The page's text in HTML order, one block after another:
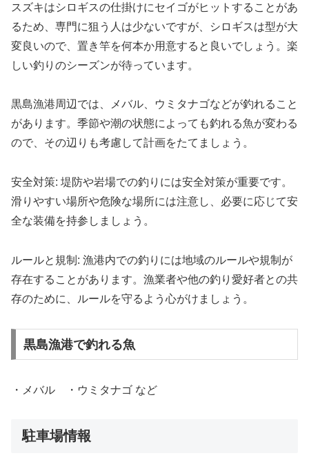
スズキはシロギスの仕掛けにセイゴがヒットすることがあ
るため、専門に狙う人は少ないですが、シロギスは型が大
変良いので、置き竿を何本か用意すると良いでしょう。楽
しい釣りのシーズンが待っています。
黒島漁港周辺では、メバル、ウミタナゴなどが釣れること
があります。季節や潮の状態によっても釣れる魚が変わる
ので、その辺りも考慮して計画をたてましょう。
安全対策: 堤防や岩場での釣りには安全対策が重要です。
滑りやすい場所や危険な場所には注意し、必要に応じて安
全な装備を持参しましょう。
ルールと規制: 漁港内での釣りには地域のルールや規制が
存在することがあります。漁業者や他の釣り愛好者との共
存のために、ルールを守るよう心がけましょう。
黒島漁港で釣れる魚
・メバル ・ウミタナゴ など
駐車場情報